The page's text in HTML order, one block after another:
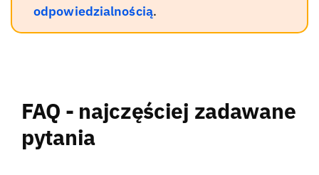
odpowiedzialnością.
FAQ - najczęściej zadawane
pytania